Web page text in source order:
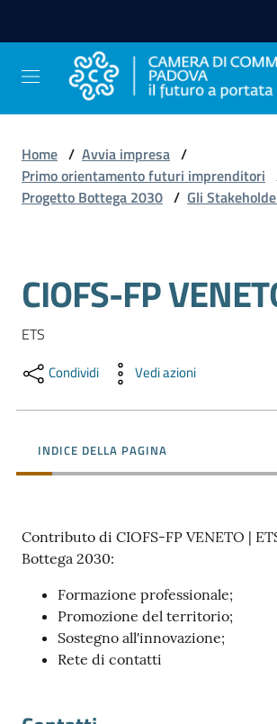
Avviare
Impresa
Gestire
Impresa
Promuovere
e
Impresa
e
Consumatore
Impresa
Digitale
Home / Avvia impresa /
Primo orientamento futuri imprenditori
Progetto Bottega 2030 / Gli
Salta al contenuto
CIOFS-FP
ETS
Condividi Vedi azioni
INDICE DELLA PAGINA
Contributo di CIOFS-FP VENETO |
Bottega 2030:
Formazione professionale;
Promozione del territorio;
Sostegno all'innovazione;
Rete di contatti